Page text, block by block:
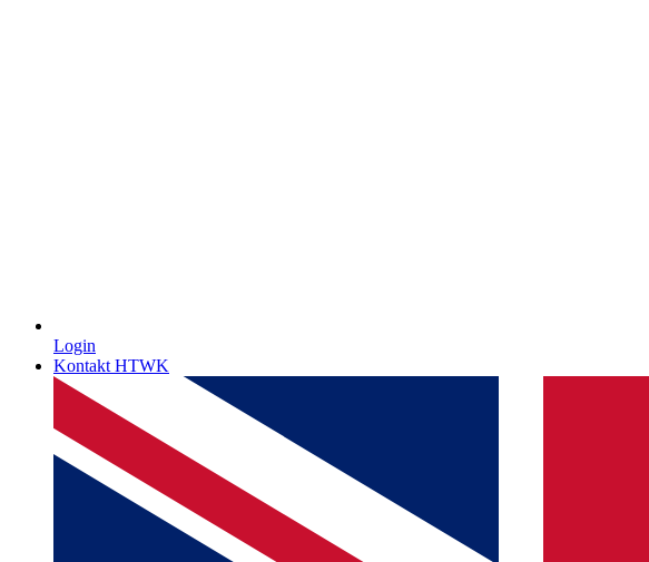
Login
Kontakt HTWK